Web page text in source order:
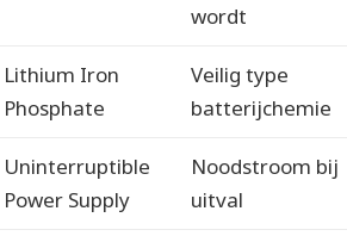
wordt
Lithium Iron
Phosphate
Veilig type
batterijchemie
Uninterruptible
Power Supply
Noodstroom bij
uitval